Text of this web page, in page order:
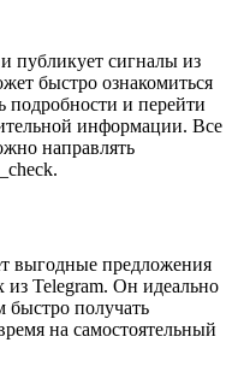
публикует сигналы из
быстро ознакомиться
и перейти
информации. Все
направлять
выгодные предложения
из Telegram. Он идеально
быстро получать
на самостоятельный